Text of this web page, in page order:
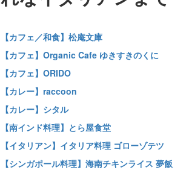
【カフェ／和食】松庵文庫
【カフェ】Organic Cafe ゆきすきのくに
【カフェ】ORIDO
【カレー】raccoon
【カレー】シタル
【南インド料理】とら屋食堂
【イタリアン】イタリア料理 ゴローゾテツ
【シンガポール料理】海南チキンライス 夢飯